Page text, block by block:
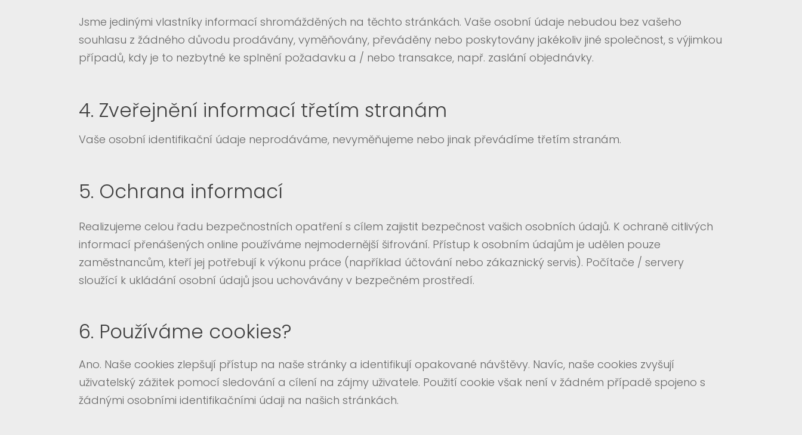
Jsme jedinými vlastníky informací shromážděných na těchto stránkách. Vaše osobní údaje nebudou bez vašeho
souhlasu z žádného důvodu prodávány, vyměňovány, převáděny nebo poskytovány jakékoliv jiné společnost, s výjimkou
případů, kdy je to nezbytné ke splnění požadavku a / nebo transakce, např. zaslání objednávky.
4. Zveřejnění informací třetím stranám
Vaše osobní identifikační údaje neprodáváme, nevyměňujeme nebo jinak převádíme třetím stranám.
5. Ochrana informací
Realizujeme celou řadu bezpečnostních opatření s cílem zajistit bezpečnost vašich osobních údajů. K ochraně citlivých
informací přenášených online používáme nejmodernější šifrování. Přístup k osobním údajům je udělen pouze
zaměstnancům, kteří jej potřebují k výkonu práce (například účtování nebo zákaznický servis). Počítače / servery
sloužící k ukládání osobní údajů jsou uchovávány v bezpečném prostředí.
6. Používáme cookies?
Ano. Naše cookies zlepšují přístup na naše stránky a identifikují opakované návštěvy. Navíc, naše cookies zvyšují
uživatelský zážitek pomocí sledování a cílení na zájmy uživatele. Použití cookie však není v žádném případě spojeno s
žádnými osobními identifikačními údaji na našich stránkách.